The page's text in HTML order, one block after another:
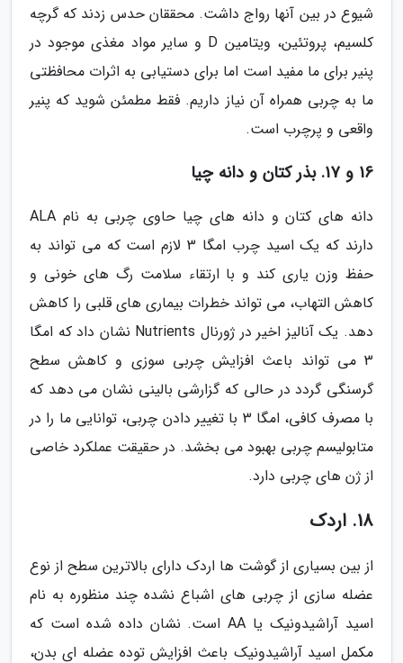
شیوع در بین آنها رواج داشت. محققان حدس زدند که گرچه
کلسیم، پروتئین، ویتامین D و سایر مواد مغذی موجود در
پنیر برای ما مفید است اما برای دستیابی به اثرات محافظتی
ما به چربی همراه آن نیاز داریم. فقط مطمئن شوید که پنیر
واقعی و پرچرب است.
16 و 17. بذر کتان و دانه چیا
دانه های کتان و دانه های چیا حاوی چربی به نام ALA
دارند که یک اسید چرب امگا 3 لازم است که می تواند به
حفظ وزن یاری کند و با ارتقاء سلامت رگ های خونی و
کاهش التهاب، می تواند خطرات بیماری های قلبی را کاهش
دهد. یک آنالیز اخیر در ژورنال Nutrients نشان داد که امگا
3 می تواند باعث افزایش چربی سوزی و کاهش سطح
گرسنگی گردد در حالی که گزارشی بالینی نشان می دهد که
با مصرف کافی، امگا 3 با تغییر دادن چربی، توانایی ما را در
متابولیسم چربی بهبود می بخشد. در حقیقت عملکرد خاصی
از ژن های چربی دارد.
18. اردک
از بین بسیاری از گوشت ها اردک دارای بالاترین سطح از نوع
عضله سازی از چربی های اشباع نشده چند منظوره به نام
اسید آراشیدونیک یا AA است. نشان داده شده است که
مکمل اسید آراشیدونیک باعث افزایش توده عضله ای بدن،